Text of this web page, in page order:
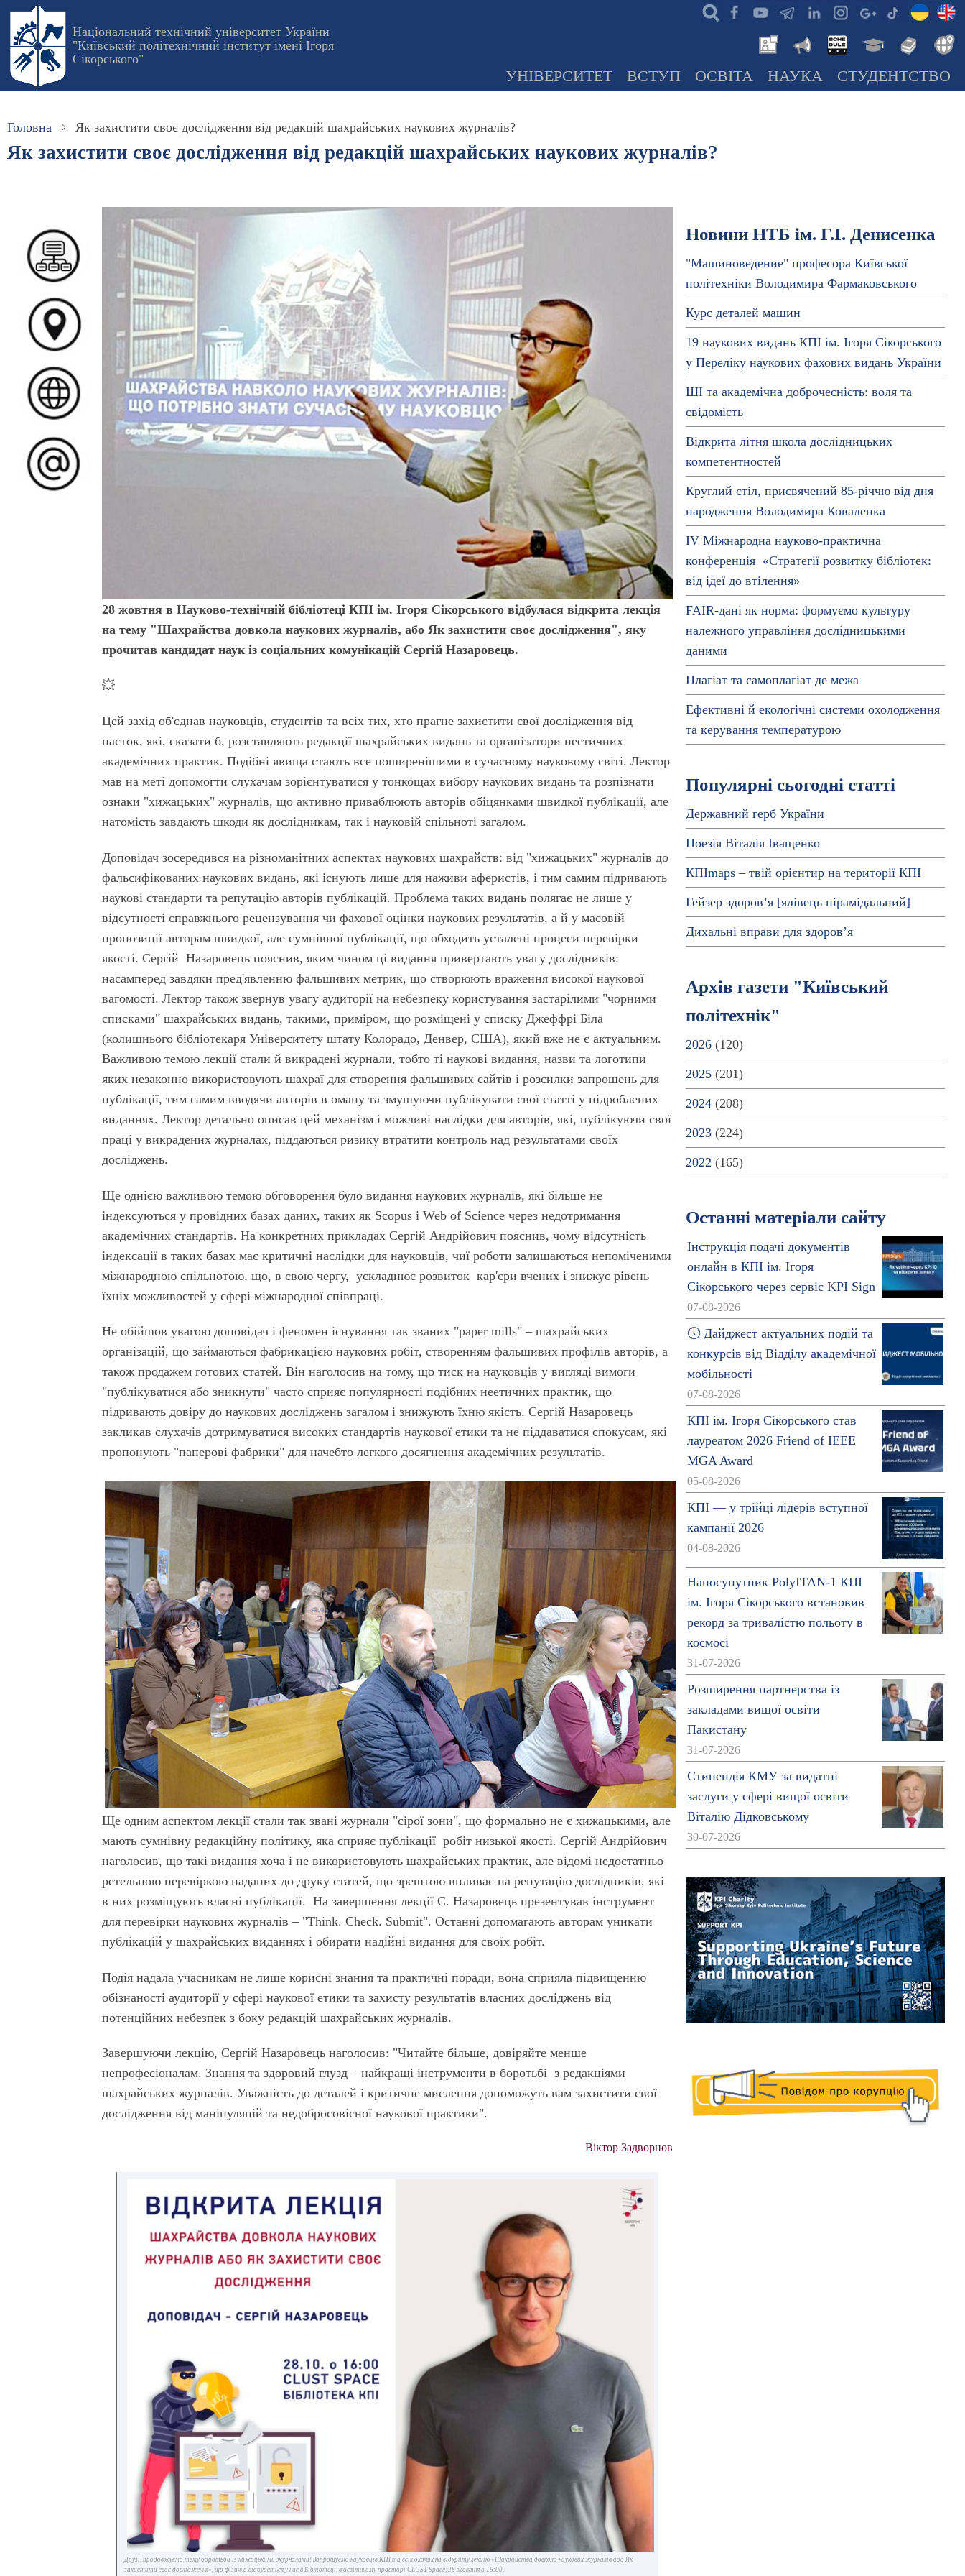
Перейти
основного
вмісту
Національний технічний університет України
"Київський політехнічний інститут імені Ігоря
Сікорського"
УНІВЕРСИТЕТ ВСТУП ОСВІТА НАУКА СТУДЕНТСТВО
Головна Як захистити своє дослідження від редакцій шахрайських наукових журналів?
Як захистити своє дослідження від редакцій шахрайських наукових журналів?
28 жовтня в Науково-технічній бібліотеці КПІ ім. Ігоря Сікорського відбулася відкрита лекція
на тему "Шахрайства довкола наукових журналів, або Як захистити своє дослідження", яку
прочитав кандидат наук із соціальних комунікацій Сергій Назаровець.
💥
Цей захід об'єднав науковців, студентів та всіх тих, хто прагне захистити свої дослідження від
пасток, які, сказати б, розставляють редакції шахрайських видань та організатори неетичних
академічних практик. Подібні явища стають все поширенішими в сучасному науковому світі. Лектор
мав на меті допомогти слухачам зорієнтуватися у тонкощах вибору наукових видань та розпізнати
ознаки "хижацьких" журналів, що активно приваблюють авторів обіцянками швидкої публікації, але
натомість завдають шкоди як дослідникам, так і науковій спільноті загалом.
Доповідач зосередився на різноманітних аспектах наукових шахрайств: від "хижацьких" журналів до
фальсифікованих наукових видань, які існують лише для наживи аферистів, і тим самим підривають
наукові стандарти та репутацію авторів публікацій. Проблема таких видань полягає не лише у
відсутності справжнього рецензування чи фахової оцінки наукових результатів, а й у масовій
пропозиції авторам швидкої, але сумнівної публікації, що обходить усталені процеси перевірки
якості. Сергій Назаровець пояснив, яким чином ці видання привертають увагу дослідників:
насамперед завдяки пред'явленню фальшивих метрик, що створюють враження високої наукової
вагомості. Лектор також звернув увагу аудиторії на небезпеку користування застарілими "чорними
списками" шахрайських видань, такими, приміром, що розміщені у списку Джеффрі Біла
(колишнього бібліотекаря Університету штату Колорадо, Денвер, США), який вже не є актуальним.
Важливою темою лекції стали й викрадені журнали, тобто ті наукові видання, назви та логотипи
яких незаконно використовують шахраї для створення фальшивих сайтів і розсилки запрошень для
публікації, тим самим вводячи авторів в оману та змушуючи публікувати свої статті у підроблених
виданнях. Лектор детально описав цей механізм і можливі наслідки для авторів, які, публікуючи свої
праці у викрадених журналах, піддаються ризику втратити контроль над результатами своїх
досліджень.
Ще однією важливою темою обговорення було видання наукових журналів, які більше не
індексуються у провідних базах даних, таких як Scopus і Web of Science через недотримання
академічних стандартів. На конкретних прикладах Сергій Андрійович пояснив, чому відсутність
індексації в таких базах має критичні наслідки для науковців, чиї роботи залишаються непоміченими
міжнародною спільнотою, що, в свою чергу, ускладнює розвиток кар'єри вчених і знижує рівень
їхніх можливостей у сфері міжнародної співпраці.
Не обійшов увагою доповідач і феномен існування так званих "paper mills" – шахрайських
організацій, що займаються фабрикацією наукових робіт, створенням фальшивих профілів авторів, а
також продажем готових статей. Він наголосив на тому, що тиск на науковців у вигляді вимоги
"публікуватися або зникнути" часто сприяє популярності подібних неетичних практик, що
підривають довіру до наукових досліджень загалом і знижують їхню якість. Сергій Назаровець
закликав слухачів дотримуватися високих стандартів наукової етики та не піддаватися спокусам, які
пропонують "паперові фабрики" для начебто легкого досягнення академічних результатів.
Ще одним аспектом лекції стали так звані журнали "сірої зони", що формально не є хижацькими, але
мають сумнівну редакційну політику, яка сприяє публікації робіт низької якості. Сергій Андрійович
наголосив, що такі видання хоча і не використовують шахрайських практик, але відомі недостатньо
ретельною перевіркою наданих до друку статей, що зрештою впливає на репутацію дослідників, які
в них розміщують власні публікації. На завершення лекції С. Назаровець презентував інструмент
для перевірки наукових журналів – "Think. Check. Submit". Останні допомагають авторам уникати
публікацій у шахрайських виданнях і обирати надійні видання для своїх робіт.
Подія надала учасникам не лише корисні знання та практичні поради, вона сприяла підвищенню
обізнаності аудиторії у сфері наукової етики та захисту результатів власних досліджень від
потенційних небезпек з боку редакцій шахрайських журналів.
Завершуючи лекцію, Сергій Назаровець наголосив: "Читайте більше, довіряйте менше
непрофесіоналам. Знання та здоровий глузд – найкращі інструменти в боротьбі з редакціями
шахрайських журналів. Уважність до деталей і критичне мислення допоможуть вам захистити свої
дослідження від маніпуляцій та недобросовісної наукової практики".
Віктор Задворнов
Друзі, продовжуємо тему боротьби із хижацькими журналами! Запрошуємо науковців КПІ та всіх охочих на відкриту лекцію «Шахрайства довкола наукових журналів або Як
захистити своє дослідження», що фізично відбудеться у нас в Бібліотеці, в освітньому просторі CLUST Space, 28 жовтня о 16:00.
Новини НТБ ім. Г.І. Денисенка
"Машиноведение" професора Київської
політехніки Володимира Фармаковського
Курс деталей машин
19 наукових видань КПІ ім. Ігоря Сікорського
у Переліку наукових фахових видань України
ШІ та академічна доброчесність: воля та
свідомість
Відкрита літня школа дослідницьких
компетентностей
Круглий стіл, присвячений 85-річчю від дня
народження Володимира Коваленка
ІV Міжнародна науково-практична
конференція «Стратегії розвитку бібліотек:
від ідеї до втілення»
FAIR-дані як норма: формуємо культуру
належного управління дослідницькими
даними
Плагіат та самоплагіат де межа
Ефективні й екологічні системи охолодження
та керування температурою
Популярні сьогодні статті
Державний герб України
Поезія Віталія Іващенко
КПІmaps – твій орієнтир на території КПІ
Гейзер здоров’я [ялівець пірамідальний]
Дихальні вправи для здоров’я
Архів газети "Київський
політехнік"
2026(120)
2025(201)
2024(208)
2023(224)
2022 (165)
Останні матеріали сайту
Інструкція подачі документів
онлайн в КПІ ім. Ігоря
Сікорського через сервіс KPI Sign
07-08-2026
🕔 Дайджест актуальних подій та
конкурсів від Відділу академічної
мобільності
07-08-2026
КПІ ім. Ігоря Сікорського став
лауреатом 2026 Friend of IEEE
MGA Award
05-08-2026
КПІ — у трійці лідерів вступної
кампанії 2026
04-08-2026
Наносупутник PolyITAN-1 КПІ
ім. Ігоря Сікорського встановив
рекорд за тривалістю польоту в
космосі
31-07-2026
Розширення партнерства із
закладами вищої освіти
Пакистану
31-07-2026
Стипендія КМУ за видатні
заслуги у сфері вищої освіти
Віталію Дідковському
30-07-2026